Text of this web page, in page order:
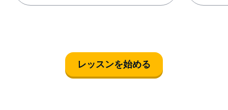
レッスンを始める